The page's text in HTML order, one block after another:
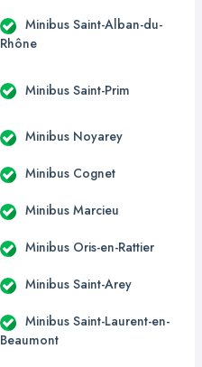
Minibus Saint-Alban-du-
Rhône
Minibus Saint-Prim
Minibus Noyarey
Minibus Cognet
Minibus Marcieu
Minibus Oris-en-Rattier
Minibus Saint-Arey
Minibus Saint-Laurent-en-
Beaumont